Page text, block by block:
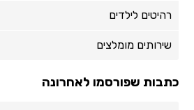
רהיטים לילדים
שירותים מומלצים
כתבות שפורסמו לאחרונה